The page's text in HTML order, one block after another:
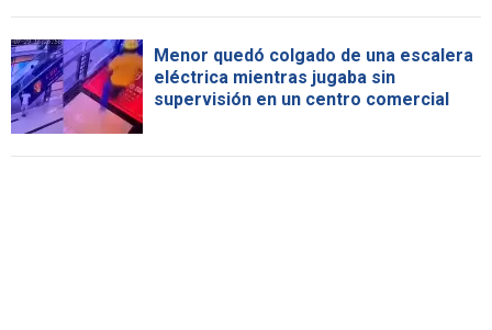
Menor quedó colgado de una escalera
eléctrica mientras jugaba sin
supervisión en un centro comercial